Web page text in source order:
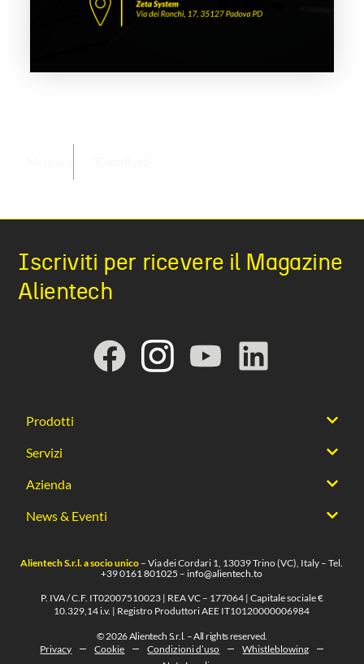
Iscriviti per ricevere il Magazine
Alientech
Prodotti
Servizi
Azienda
News & Eventi
Alientech S.r.l. a socio unico – Via dei Cordari 1, 13039 Trino (VC), Italy – Tel.
+39 0161 801025 – info@alientech.to
P. IVA / C.F. IT02007510023 | REA VC – 177064 | Capitale sociale €
10.329,14 i.v. | Registro Produttori AEE IT10120000006984
© 2026 Alientech S.r.l. – All rights reserved.
Privacy
Cookie Condizioni d’uso
Whistleblowing